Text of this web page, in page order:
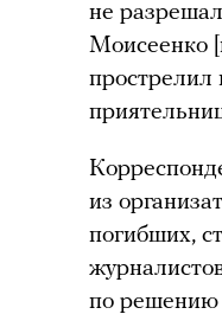
не
Моисеенко
прострелил
из
погибших,
по решению